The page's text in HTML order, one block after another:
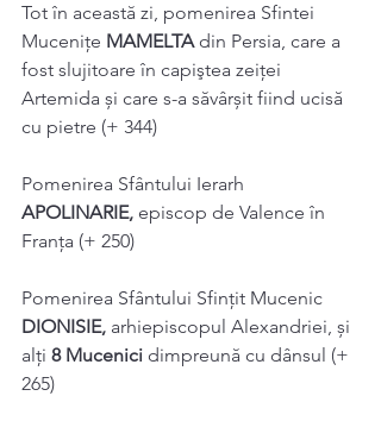
Tot în această zi, pomenirea Sfintei
Mucenițe MAMELTA din Persia, care a
fost slujitoare în capiştea zeiței
Artemida și care s-a săvârșit fiind ucisă
cu pietre (+ 344)
Pomenirea Sfântului Ierarh
APOLINARIE, episcop de Valence în
Franţa (+ 250)
Pomenirea Sfântului Sfințit Mucenic
DIONISIE, arhiepiscopul Alexandriei, și
alți 8 Mucenici dimpreună cu dânsul (+
265)